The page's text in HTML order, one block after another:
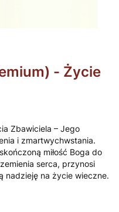
- Życie
Zbawiciela – Jego
i zmartwychwstania.
miłość Boga do
serca, przynosi
nadzieję na życie wieczne.